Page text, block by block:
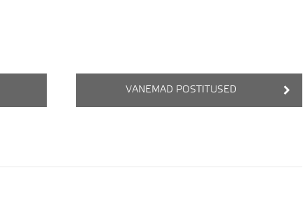
VANEMAD POSTITUSED